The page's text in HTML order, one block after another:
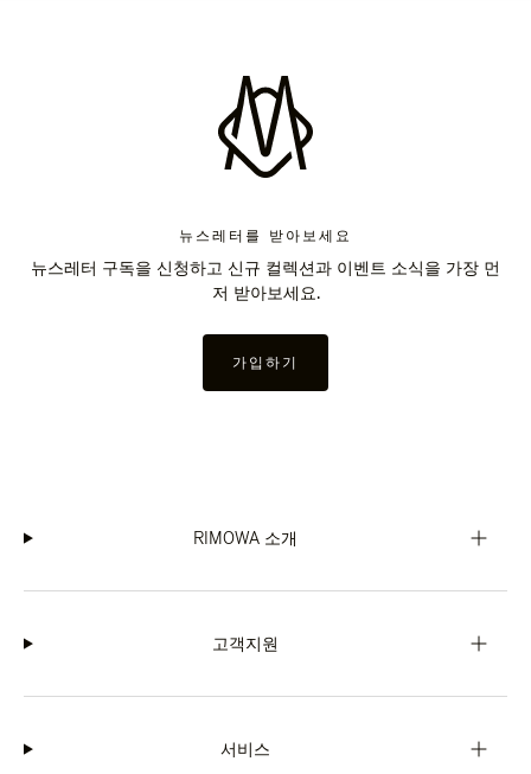
뉴스레터를 받아보세요
뉴스레터 구독을 신청하고 신규 컬렉션과 이벤트 소식을 가장 먼
저 받아보세요.
가입하기
RIMOWA 소개
고객지원
서비스